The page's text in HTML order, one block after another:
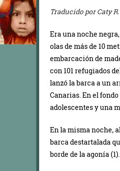
Traducido por Caty R.
Era una noche
olas de más de 10
embarcación de
con 101 refugiados
lanzó la barca a un
Canarias. En el
adolescentes y una
En la misma noche,
barca destartalada
borde de la agonía (1).